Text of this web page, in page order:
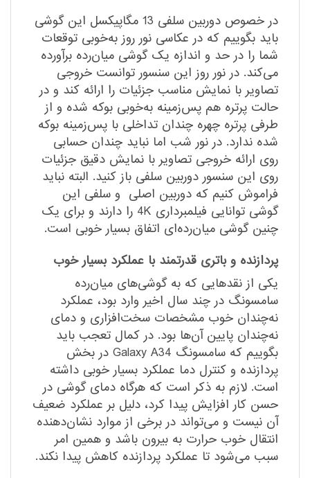
در خصوص دوربین سلفی 13 مگاپیکسل این گوشی
باید بگوییم که در عکاسی نور روز به‌خوبی توقعات
شما را در حد و اندازه یک گوشی میان‌رده برآورده
می‌کند. در نور روز این سنسور توانست خروجی
تصاویر با نمایش مناسب جزئیات را ارائه کند و در
حالت پرتره هم پس‌زمینه به‌خوبی بوکه شده و از
طرفی پرتره چهره چندان تداخلی با پس‌زمینه بوکه
شده ندارد. در نور شب اما نباید چندان حسابی
روی ارائه خروجی تصاویر با نمایش دقیق جزئیات
روی این سنسور دوربین سلفی باز کنید. البته نباید
فراموش کنیم که دوربین اصلی و سلفی این
گوشی توانایی فیلمبرداری 4K را دارند و برای یک
چنین گوشی میان‌رده‌ای اتفاق بسیار خوبی است.
پردازنده و باتری قدرتمند با عملکرد بسیار خوب
یکی از نقدهایی که به گوشی‌های میان‌رده
سامسونگ در چند سال اخیر وارد بود، عملکرد
نه‌چندان خوب مشخصات سخت‌افزاری و دمای
نه‌چندان پایین آن‌ها بود. در کمال تعجب باید
بگوییم که سامسونگ Galaxy A34 در بخش
پردازنده و کنترل دما عملکرد بسیار خوبی داشته
است. لازم به ذکر است که هرگاه دمای گوشی در
حسن کار افزایش پیدا کرد، دلیل بر عملکرد ضعیف
آن نیست و می‌تواند در برخی از موارد نشان‌دهنده
انتقال خوب حرارت به بیرون باشد و همین امر
سبب می‌شود تا عملکرد پردازنده کاهش پیدا نکند.